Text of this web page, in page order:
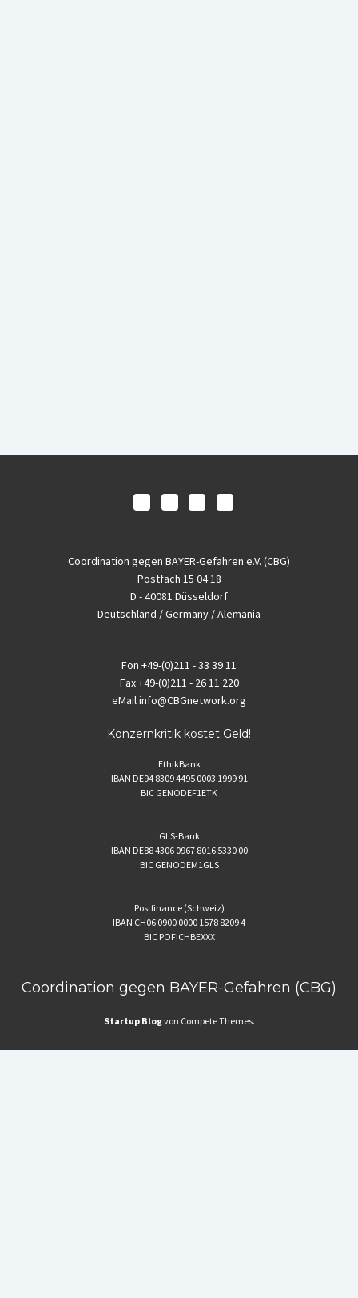
Coordination gegen BAYER-Gefahren e.V. (CBG)
Postfach 15 04 18
D - 40081 Düsseldorf
Deutschland / Germany / Alemania
Fon +49-(0)211 - 33 39 11
Fax+49-(0)211 - 26 11 220
eMailinfo@CBGnetwork.org
Konzernkritik kostet Geld!
EthikBank
IBAN DE94 8309 4495 0003 1999 91
BIC GENODEF1ETK
GLS-Bank
IBAN DE88 4306 0967 8016 5330 00
BIC GENODEM1GLS
Postfinance (Schweiz)
IBAN CH06 0900 0000 1578 8209 4
BIC POFICHBEXXX
Coordination gegen BAYER-Gefahren (CBG)
Startup Blogvon Compete Themes.